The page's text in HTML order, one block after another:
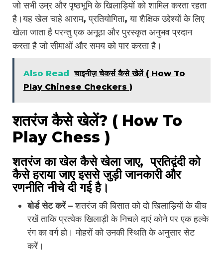
जो सभी उम्र और पृष्ठभूमि के खिलाड़ियों को शामिल करता रहता
है।यह खेल चाहे आराम, प्रतियोगिता, या शैक्षिक उद्देश्यों के लिए
खेला जाता है परन्तु एक अनूठा और पुरस्कृत अनुभव प्रदान
करता है जो सीमाओं और समय को पार करता है।
Also Read चाइनीज़ चेकर्स कैसे खेलें ( How To
Play Chinese Checkers )
शतरंज कैसे खेलें? ( How To
Play Chess )
शतरंज का खेल कैसे खेला जाए, प्रतिद्वंदी को
कैसे हराया जाए इससे जुड़ी जानकारी और
रणनीति नीचे दी गई है।
बोर्ड सेट करें –शतरंज की बिसात को दो खिलाड़ियों के बीच
रखें ताकि प्रत्येक खिलाड़ी के निचले दाएं कोने पर एक हल्के
रंग का वर्ग हो। मोहरों को उनकी स्थिति के अनुसार सेट
करें।